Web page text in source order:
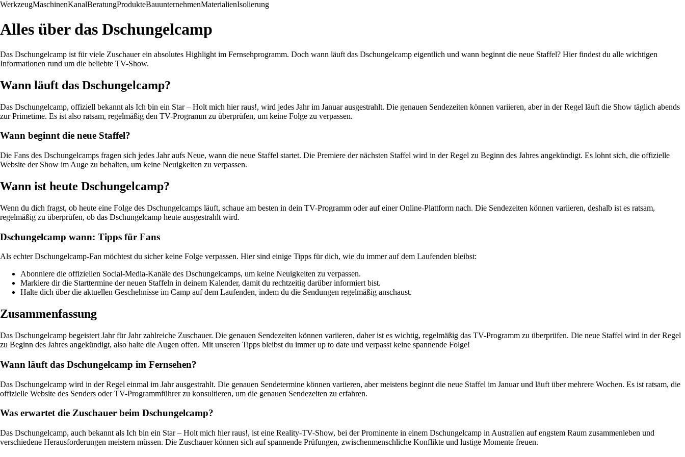
WerkzeugMaschinenKanalBeratungProdukteBauunternehmenMaterialienIsolierung
Alles über das Dschungelcamp
Das Dschungelcamp ist für viele Zuschauer ein absolutes Highlight im Fernsehprogramm. Doch wann läuft das Dschungelcamp eigentlich und wann beginnt die neue Staffel? Hier findest du alle wichtigen
Informationen rund um die beliebte TV-Show.
Wann läuft das Dschungelcamp?
Das Dschungelcamp, offiziell bekannt als Ich bin ein Star – Holt mich hier raus!, wird jedes Jahr im Januar ausgestrahlt. Die genauen Sendezeiten können variieren, aber in der Regel läuft die Show täglich abends
zur Primetime. Es ist also ratsam, regelmäßig den TV-Programm zu überprüfen, um keine Folge zu verpassen.
Wann beginnt die neue Staffel?
Die Fans des Dschungelcamps fragen sich jedes Jahr aufs Neue, wann die neue Staffel startet. Die Premiere der nächsten Staffel wird in der Regel zu Beginn des Jahres angekündigt. Es lohnt sich, die offizielle
Website der Show im Auge zu behalten, um keine Neuigkeiten zu verpassen.
Wann ist heute Dschungelcamp?
Wenn du dich fragst, ob heute eine Folge des Dschungelcamps läuft, schaue am besten in dein TV-Programm oder auf einer Online-Plattform nach. Die Sendezeiten können variieren, deshalb ist es ratsam,
regelmäßig zu überprüfen, ob das Dschungelcamp heute ausgestrahlt wird.
Dschungelcamp wann: Tipps für Fans
Als echter Dschungelcamp-Fan möchtest du sicher keine Folge verpassen. Hier sind einige Tipps für dich, wie du immer auf dem Laufenden bleibst:
Abonniere die offiziellen Social-Media-Kanäle des Dschungelcamps, um keine Neuigkeiten zu verpassen.
Markiere dir die Starttermine der neuen Staffeln in deinem Kalender, damit du rechtzeitig darüber informiert bist.
Halte dich über die aktuellen Geschehnisse im Camp auf dem Laufenden, indem du die Sendungen regelmäßig anschaust.
Zusammenfassung
Das Dschungelcamp begeistert Jahr für Jahr zahlreiche Zuschauer. Die genauen Sendezeiten können variieren, daher ist es wichtig, regelmäßig das TV-Programm zu überprüfen. Die neue Staffel wird in der Regel
zu Beginn des Jahres angekündigt, also halte die Augen offen. Mit unseren Tipps bleibst du immer up to date und verpasst keine spannende Folge!
Wann läuft das Dschungelcamp im Fernsehen?
Das Dschungelcamp wird in der Regel einmal im Jahr ausgestrahlt. Die genauen Sendetermine können variieren, aber meistens beginnt die neue Staffel im Januar und läuft über mehrere Wochen. Es ist ratsam, die
offizielle Website des Senders oder TV-Programmführer zu konsultieren, um die genauen Sendezeiten zu erfahren.
Was erwartet die Zuschauer beim Dschungelcamp?
Das Dschungelcamp, auch bekannt als Ich bin ein Star – Holt mich hier raus!, ist eine Reality-TV-Show, bei der Prominente in einem Dschungelcamp in Australien auf engstem Raum zusammenleben und
verschiedene Herausforderungen meistern müssen. Die Zuschauer können sich auf spannende Prüfungen, zwischenmenschliche Konflikte und lustige Momente freuen.